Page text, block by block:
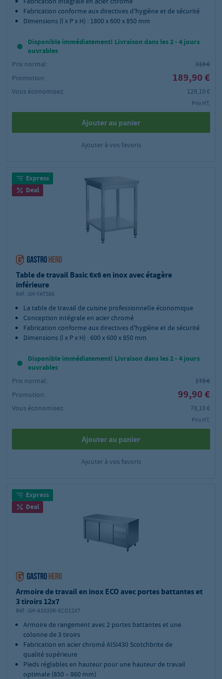
Fabrication conforme aux directives d'hygiène et de sécurité
Dimensions (l x P x H) : 1800 x 600 x 850 mm
Disponible immédiatement! Livraison dans les 2 - 4 jours
ouvrables
Prix normal:
318 €
Promotion:
189,90 €
Vous économisez: 128,10 €
Prix HT,
Ajouter au panier
Ajouter à vos favoris
Express
Deal
Table de travail Basic 6x6 en inox avec étagère
inférieure
Réf.: GH-YATS66
La table de travail de cuisine professionnelle économique
Conception intégrale en acier chromé
Fabrication conforme aux directives d'hygiène et de sécurité
Dimensions (l x P x H) : 600 x 600 x 850 mm
Disponible immédiatement! Livraison dans les 2 - 4 jours
ouvrables
Prix normal:
178 €
Promotion:
99,90 €
Vous économisez: 78,10 €
Prix HT,
Ajouter au panier
Ajouter à vos favoris
Express
Deal
Armoire de travail en inox ECO avec portes battantes et
3 tiroirs 12x7
Réf.: GH-ASS3SR-ECO12X7
Armoire de rangement avec 2 portes battantes et une
colonne de 3 tiroirs
Fabrication en acier chromé AISI430 Scotchbrite de
qualité supérieure
Pieds réglables en hauteur pour une hauteur de travail
optimale (850 – 860 mm)